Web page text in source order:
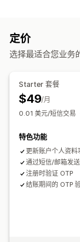
个人资料
访问控制
机器人检测
提醒和分析
自定义提醒
定价
选择最适合您业务
Starter 套餐
$49/月
0.01 美元/短信交易
特色功能
更新账户个人资料
通过短信/邮箱发
注册时验证 OTP
结账期间的 OTP